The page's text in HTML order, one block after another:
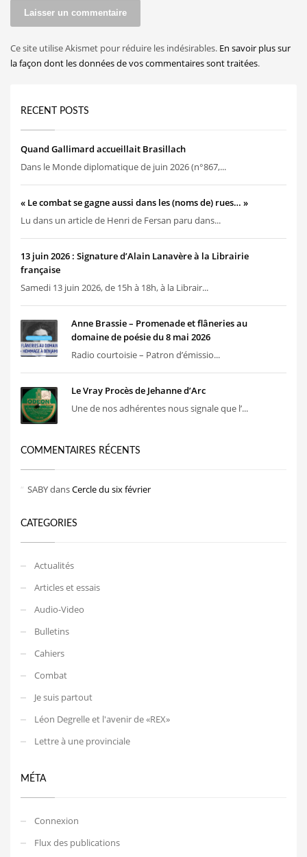
Ce site utilise Akismet pour réduire les indésirables. En savoir plus sur
la façon dont les données de vos commentaires sont traitées.
RECENT POSTS
Quand Gallimard accueillait Brasillach
Dans le Monde diplomatique de juin 2026 (n°867,...
« Le combat se gagne aussi dans les (noms de) rues… »
Lu dans un article de Henri de Fersan paru dans...
13 juin 2026 : Signature d’Alain Lanavère à la Librairie
française
Samedi 13 juin 2026, de 15h à 18h, à la Librair...
Anne Brassie – Promenade et flâneries au
domaine de poésie du 8 mai 2026
Radio courtoisie – Patron d’émissio...
Le Vray Procès de Jehanne d’Arc
Une de nos adhérentes nous signale que l’...
COMMENTAIRES RÉCENTS
SABYdansCercle du six février
CATEGORIES
Actualités
Articles et essais
Audio-Video
Bulletins
Cahiers
Combat
Je suis partout
Léon Degrelle et l'avenir de «REX»
Lettre à une provinciale
MÉTA
Connexion
Flux des publications